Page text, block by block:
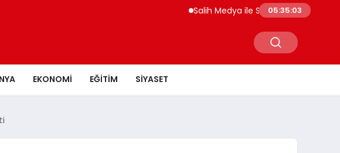
Salih Medya ile Sosyal Medya Profil
05:35:04
EKONOMI EĞITIM SIYASET